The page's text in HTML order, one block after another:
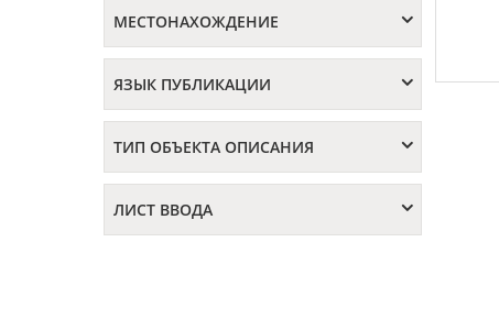
МЕСТОНАХОЖДЕНИЕ
ЯЗЫК ПУБЛИКАЦИИ
ТИП ОБЪЕКТА ОПИСАНИЯ
ЛИСТ ВВОДА